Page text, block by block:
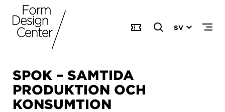
SV
SPOK – SAMTIDA
PRODUKTION OCH
KONSUMTION